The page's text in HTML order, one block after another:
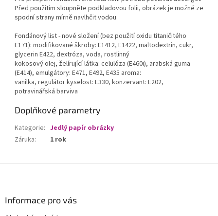
Před použitím sloupněte podkladovou folii, obrázek je možné ze
spodní strany mírně navlhčit vodou.
Fondánový list - nové složení (bez použití oxidu titaničitého
E171): modifikované škroby: E1412, E1422, maltodextrin, cukr,
glycerin E422, dextróza, voda, rostlinný
kokosový olej, želírující látka: celulóza (E460i), arabská guma
(E414), emulgátory: E471, E492, E435 aroma:
vanilka, regulátor kyselost: E330, konzervant: E202,
potravinářská barviva
Doplňkové parametry
Kategorie: Jedlý papír obrázky
Záruka: 1 rok
Informace pro vás